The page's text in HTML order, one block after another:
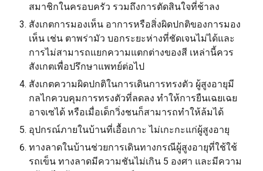
สมาชิกในครอบครัว รวมถึงการตัดสินใจที่ช้าลง
สังเกตการมองเห็น อาการหรือสิ่งผิดปกติของการมอง
เห็น เช่น ตาพร่ามัว บอกระยะห่างที่ชัดเจนไม่ได้และ
การไม่สามารถแยกความแตกต่างของสี เหล่านี้ควร
สังเกตเพื่อปรึกษาแพทย์ต่อไป
สังเกตความผิดปกติในการเดินการทรงตัว ผู้สูงอายุมี
กลไกควบคุมการทรงตัวที่ลดลง ทำให้การยืนเฉยเฉย
อาจเซได้ หรือเมื่อเด็กวิ่งชนก็สามารถทำให้ล้มได้
อุปกรณ์ภายในบ้านที่เอื้อเกาะ ไม่เกะกะแก่ผู้สูงอายุ
ทางลาดในบ้านช่วยการเดินทางกรณีผู้สูงอายุที่ใช้ใช้
รถเข็น ทางลาดมีความชันไม่เกิน 5 องศา และมีความ